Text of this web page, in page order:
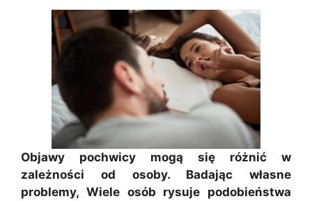
Objawy pochwicy mogą się różnić w
zależności od osoby. Badając własne
problemy, Wiele osób rysuje podobieństwa